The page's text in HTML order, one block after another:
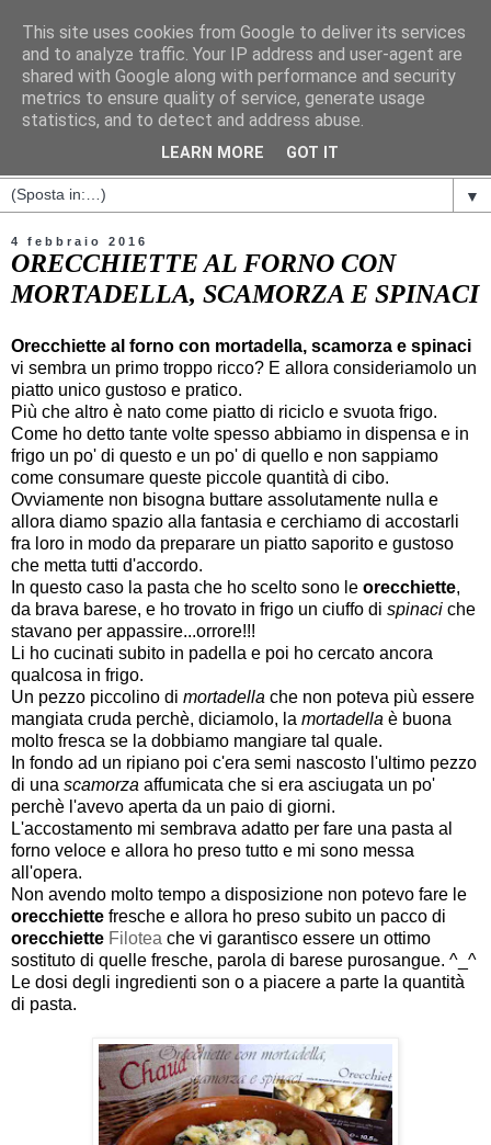
▼
4 febbraio 2016
ORECCHIETTE AL FORNO CON
MORTADELLA, SCAMORZA E SPINACI
Orecchiette al forno con mortadella, scamorza e spinaci
vi sembra un primo troppo ricco? E allora consideriamolo un
piatto unico gustoso e pratico.
Più che altro è nato come piatto di riciclo e svuota frigo.
Come ho detto tante volte spesso abbiamo in dispensa e in
frigo un po' di questo e un po' di quello e non sappiamo
come consumare queste piccole quantità di cibo.
Ovviamente non bisogna buttare assolutamente nulla e
allora diamo spazio alla fantasia e cerchiamo di accostarli
fra loro in modo da preparare un piatto saporito e gustoso
che metta tutti d'accordo.
In questo caso la pasta che ho scelto sono le orecchiette,
da brava barese, e ho trovato in frigo un ciuffo di spinaci che
stavano per appassire...orrore!!!
Li ho cucinati subito in padella e poi ho cercato ancora
qualcosa in frigo.
Un pezzo piccolino di mortadella che non poteva più essere
mangiata cruda perchè, diciamolo, la mortadella è buona
molto fresca se la dobbiamo mangiare tal quale.
In fondo ad un ripiano poi c'era semi nascosto l'ultimo pezzo
di una scamorza affumicata che si era asciugata un po'
perchè l'avevo aperta da un paio di giorni.
L'accostamento mi sembrava adatto per fare una pasta al
forno veloce e allora ho preso tutto e mi sono messa
all'opera.
Non avendo molto tempo a disposizione non potevo fare le
orecchiette fresche e allora ho preso subito un pacco di
orecchiette Filotea che vi garantisco essere un ottimo
sostituto di quelle fresche, parola di barese purosangue. ^_^
Le dosi degli ingredienti son o a piacere a parte la quantità
di pasta.
This site uses cookies from Google to deliver its services
and to analyze traffic. Your IP address and user-agent are
shared with Google along with performance and security
metrics to ensure quality of service, generate usage
statistics, and to detect and address abuse.
LEARN MORE GOT IT